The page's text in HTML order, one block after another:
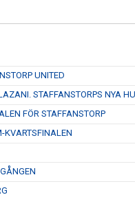
UNITED
STAFFANSTORPS NYA
FÖR STAFFANSTORP
KVARTSFINALEN